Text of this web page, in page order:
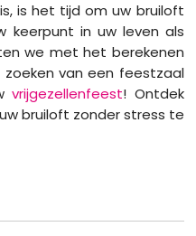
is het tijd om uw bruiloft
keerpunt in uw leven als
we met het berekenen
van een feestzaal
vrijgezellenfeest! Ontdek
bruiloft zonder stress te